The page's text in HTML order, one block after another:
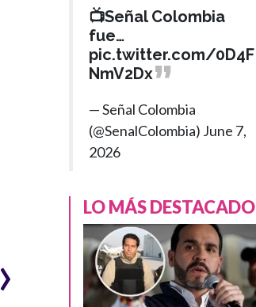
Hace 12 meses
Menor implicado
en el asesinato de
Miguel Uribe
aceptó cargos y
›
📺Señal Colombia
fue…
pic.twitter.com/0D4F
NmV2Dx
— Señal Colombia
(@SenalColombia) June 7,
2026
LO MÁS DESTACADO